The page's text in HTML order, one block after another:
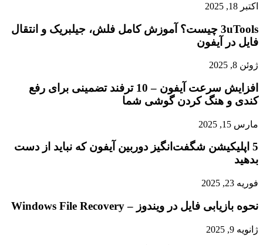
اکتبر 18, 2025
3uTools چیست؟ آموزش کامل فلش، جیلبریک و انتقال
فایل در آیفون
ژوئن 8, 2025
افزایش سرعت آیفون – 10 ترفند تضمینی برای رفع
کندی و هنگ کردن گوشی شما
مارس 15, 2025
5 اپلیکیشن شگفت‌انگیز دوربین آیفون که نباید از دست
بدهید
فوریه 23, 2025
نحوه بازیابی فایل در ویندوز – Windows File Recovery
ژانویه 9, 2025